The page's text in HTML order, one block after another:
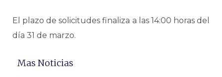
El plazo de solicitudes finaliza a las 14:00 horas del
día 31 de marzo.
Mas Noticias